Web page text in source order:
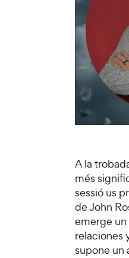
A la
més
sessió us
de John
emerge un
relaciones
supone un